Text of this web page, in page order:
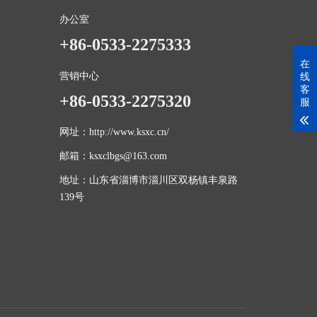
办公室
+86-0533-2275333
营销中心
+86-0533-2275320
网址：http://www.ksxc.cn/
邮箱：ksxclbgs@163.com
地址：山东省淄博市淄川区双杨镇丰泉路
139号
在
线
客
服